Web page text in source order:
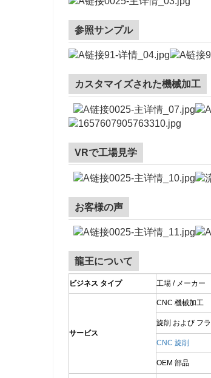
参照サンプル
カスタマイズされた機械加工
VRで工場見学
お客様の声
龍王について
ビジネス タイプ 工場 / メーカー
サービス
CNC 機械加工
旋削 および フ
CNC 旋削
OEM 部品